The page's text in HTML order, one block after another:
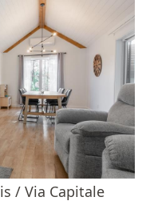
/ Via Capitale